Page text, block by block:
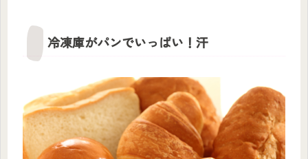
冷凍庫がパンでいっぱい！汗